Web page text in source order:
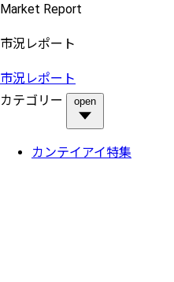
Market Report
市況レポート
市況レポート
カテゴリー
open
カンテイアイ特集